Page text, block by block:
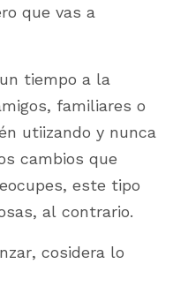
que vas a
tiempo a la
familiares o
utiizando y nunca
cambios que
este tipo
al contrario.
cosidera lo